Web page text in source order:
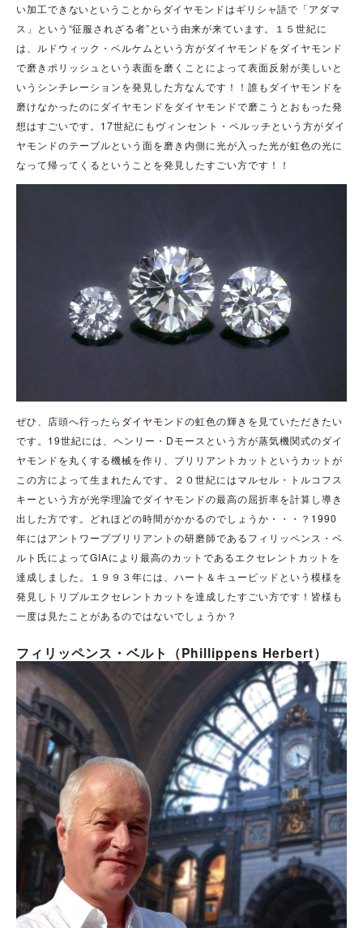
い加工できないということからダイヤモンドはギリシャ語で「アダマ
ス」という“征服されざる者”という由来が来ています。
１５世紀に
は、ルドウィック・ベルケムという方がダイヤモンドをダイヤモンド
で磨きポリッシュという表面を磨くことによって表面反射が美しいと
いうシンチレーションを発見した方なんです！！誰もダイヤモンドを
磨けなかったのにダイヤモンドをダイヤモンドで磨こうとおもった発
想はすごいです。17世紀にもヴィンセント・ペルッチという方がダイ
ヤモンドのテーブルという面を磨き内側に光が入った光が虹色の光に
なって帰ってくるということを発見したすごい方です！！
ぜひ、店頭へ行ったら ダイヤモンドの虹色の輝きを見ていただきたい
です。19世紀には、ヘンリー・Dモースという方が蒸気機関式のダイ
ヤモンドを丸くする機械を作り、ブリリアントカットというカットが
この方によって生まれたんです。２０世紀にはマルセル・トルコフス
キーという方が光学理論でダイヤモンドの最高の屈折率を計算し導き
出した方です。どれほどの時間がかかるのでしょうか・・・？1990
年にはアントワープブリリアントの研磨師であるフィリッペンス・ベ
ルト氏によってGIAにより最高のカットであるエクセレントカットを
達成しました。１９９３年には、ハート＆キューピッドという模様を
発見しトリプルエクセレントカットを達成したすごい方です！皆様も
一度は見たことがあるのではないでしょうか？
フィリッペンス・ベルト（Phillippens Herbert）